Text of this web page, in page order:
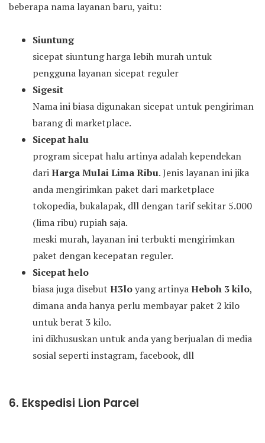
beberapa nama layanan baru, yaitu:
Siuntung
sicepat siuntung harga lebih murah untuk
pengguna layanan sicepat reguler
Sigesit
Nama ini biasa digunakan sicepat untuk pengiriman
barang di marketplace.
Sicepat halu
program sicepat halu artinya adalah kependekan
dariHarga Mulai Lima Ribu. Jenis layanan ini jika
anda mengirimkan paket dari marketplace
tokopedia, bukalapak, dll dengan tarif sekitar 5.000
(lima ribu) rupiah saja.
meski murah, layanan ini terbukti mengirimkan
paket dengan kecepatan reguler.
Sicepat helo
biasa juga disebut H3loyang artinyaHeboh 3 kilo,
dimana anda hanya perlu membayar paket 2 kilo
untuk berat 3 kilo.
ini dikhususkan untuk anda yang berjualan di media
sosial seperti instagram, facebook, dll
6. Ekspedisi Lion Parcel